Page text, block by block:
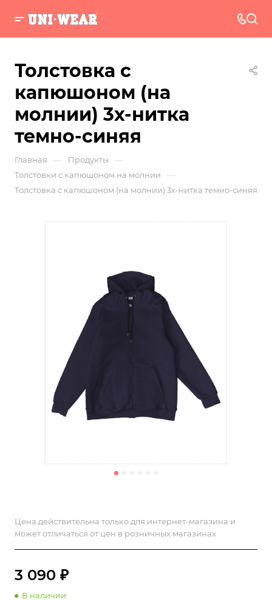
Толстовка с
капюшоном (на
молнии) 3х-нитка
темно-синяя
Главная — Продукты —
Толстовки с капюшоном на молнии —
Толстовка с капюшоном (на молнии) 3х-нитка темно-синяя
Цена действительна только для интернет-магазина и
может отличаться от цен в розничных магазинах
3 090 ₽
В наличии